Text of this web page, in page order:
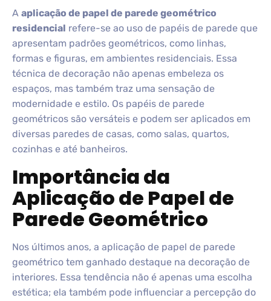
A aplicação de papel de parede geométrico
residencial refere-se ao uso de papéis de parede que
apresentam padrões geométricos, como linhas,
formas e figuras, em ambientes residenciais. Essa
técnica de decoração não apenas embeleza os
espaços, mas também traz uma sensação de
modernidade e estilo. Os papéis de parede
geométricos são versáteis e podem ser aplicados em
diversas paredes de casas, como salas, quartos,
cozinhas e até banheiros.
Importância da
Aplicação de Papel de
Parede Geométrico
Nos últimos anos, a aplicação de papel de parede
geométrico tem ganhado destaque na decoração de
interiores. Essa tendência não é apenas uma escolha
estética; ela também pode influenciar a percepção do